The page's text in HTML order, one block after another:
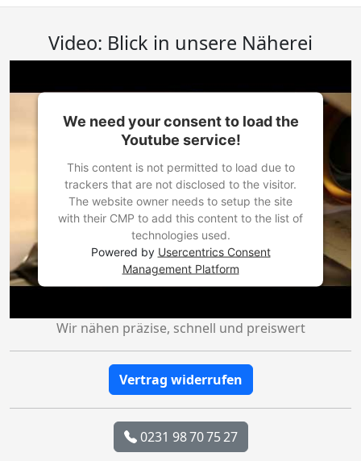
Video: Blick in unsere Näherei
We need your consent to load the
Youtube service!
This content is not permitted to load due to
trackers that are not disclosed to the visitor.
The website owner needs to setup the site
with their CMP to add this content to the list of
technologies used.
Powered by Usercentrics Consent
Management Platform
Wir nähen präzise, schnell und preiswert
Vertrag widerrufen
0231 98 70 75 27